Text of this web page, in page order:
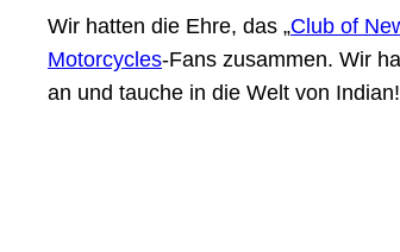
Wir hatten die Ehre, das „Club of
Motorcycles-Fans zusammen. Wir
an und tauche in die Welt von Indian!